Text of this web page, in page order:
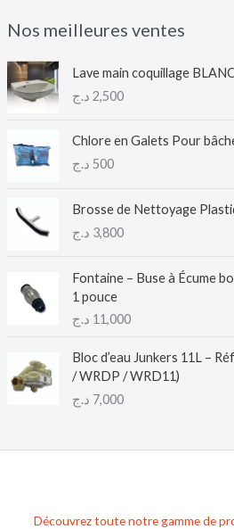
Nos meilleures ventes
Lave main coquillage
2,500 د.ج
Chlore en Galets Pour
500 د.ج
Brosse de Nettoyage
3,800 د.ج
Fontaine – Buse à Écume
1 pouce
11,000 د.ج
Bloc d’eau Junkers 11L –
/ WRDP / WRD11)
7,000 د.ج
Découvrez toute notre gamme de